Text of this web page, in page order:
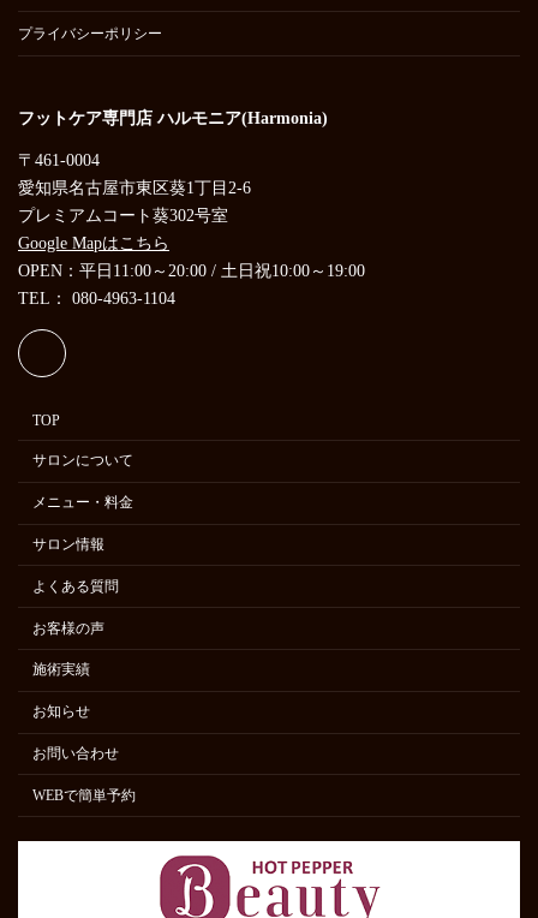
プライバシーポリシー
フットケア専門店 ハルモニア(Harmonia)
〒461-0004
愛知県名古屋市東区葵1丁目2-6
プレミアムコート葵302号室
Google Mapはこちら
OPEN：平日11:00～20:00 / 土日祝10:00～19:00
TEL： 080-4963-1104
TOP
サロンについて
メニュー・料金
サロン情報
よくある質問
お客様の声
施術実績
お知らせ
お問い合わせ
WEBで簡単予約